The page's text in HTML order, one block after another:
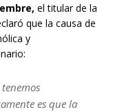
el titular de la
que la causa de
y
es que la